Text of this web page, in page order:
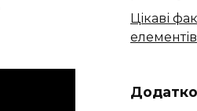
Цікаві
елементів